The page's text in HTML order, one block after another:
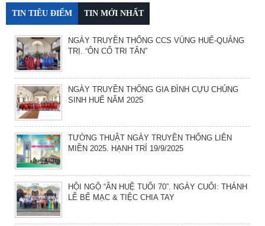
TIN TIÊU ĐIỂM TIN MỚI NHẤT
NGÀY TRUYỀN THỐNG CCS VÙNG HUẾ-QUẢNG
TRỊ. “ÔN CỐ TRI TÂN”
NGÀY TRUYỀN THỐNG GIA ĐÌNH CỰU CHỦNG
SINH HUẾ NĂM 2025
TƯỜNG THUẬT NGÀY TRUYỀN THỐNG LIÊN
MIỀN 2025. HẠNH TRÍ 19/9/2025
HỘI NGỘ “ÂN HUỆ TUỔI 70”. NGÀY CUỐI: THÁNH
LỄ BẾ MẠC & TIỆC CHIA TAY